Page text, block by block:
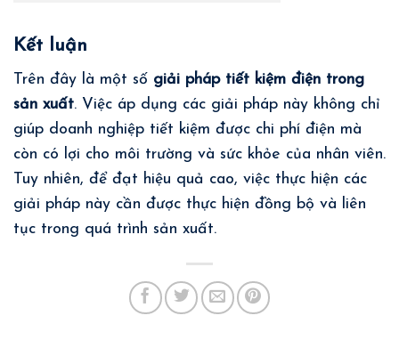
Kết luận
Trên đây là một số giải pháp tiết kiệm điện trong
sản xuất. Việc áp dụng các giải pháp này không chỉ
giúp doanh nghiệp tiết kiệm được chi phí điện mà
còn có lợi cho môi trường và sức khỏe của nhân viên.
Tuy nhiên, để đạt hiệu quả cao, việc thực hiện các
giải pháp này cần được thực hiện đồng bộ và liên
tục trong quá trình sản xuất.